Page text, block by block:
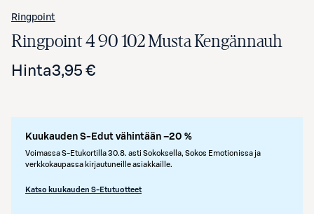
Ringpoint
Ringpoint 4 90 102 Musta Kengännauh
Hinta3,95 €
Kuukauden S-Edut vähintään –20 %
Voimassa S-Etukortilla 30.8. asti Sokoksella, Sokos Emotionissa ja
verkkokaupassa kirjautuneille asiakkaille.
Katso kuukauden S-Etutuotteet